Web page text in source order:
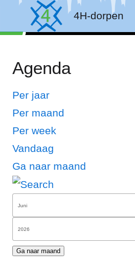
4H-dorpen
Agenda
Per jaar
Per maand
Per week
Vandaag
Ga naar maand
Ga naar maand